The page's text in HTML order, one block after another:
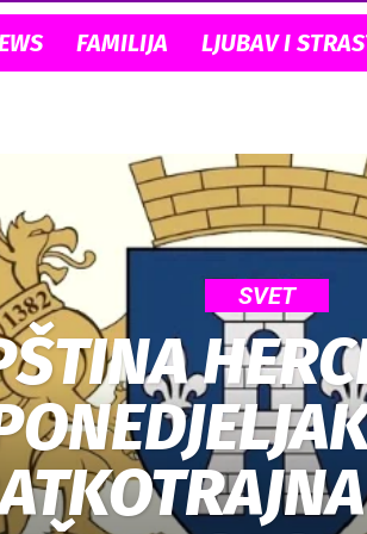
FAMILIJA LJUBAV I
SVET